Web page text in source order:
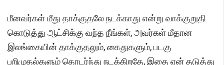
மீனவர்கள் மீது தாக்குதலே நடக்காது என்று வாக்குறுதி
கொடுத்து ஆட்சிக்கு வந்த நீங்கள், அவர்கள் மீதான
இலங்கையின் தாக்குதலும், கைதுகளும், படகு
பறிமுதல்களும் தொடர்ந்து நடக்கிறதே, இதை ஏன் தடுத்து